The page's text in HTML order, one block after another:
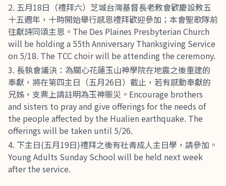
五月18日（禮拜六）芝城台灣基督長老教會歡慶設教五
十五週年，十時開始舉行感恩禮拜歡迎參加；本會聖歌隊前
往獻詩同頌主恩。The Des Plaines Presbyterian Church
will be holding a 55th Anniversary Thanksgiving Service
on 5/18. The TCC choir will be attending the ceremony.
長執會議決：為關心花蓮玉山神學院在地震之後重建的
奉獻，將在第四主日（五月26日）截止，若有感動奉獻的
兄姊，支票上請註明為玉神賑災。Encourage brothers
and sisters to pray and give offerings for the needs of
the people affected by the Hualien earthquake. The
offerings will be taken until 5/26.
下主日(五月19日)禮拜之後有社青成人主日學，請參加。
Young Adults Sunday School will be held next week
after the service.